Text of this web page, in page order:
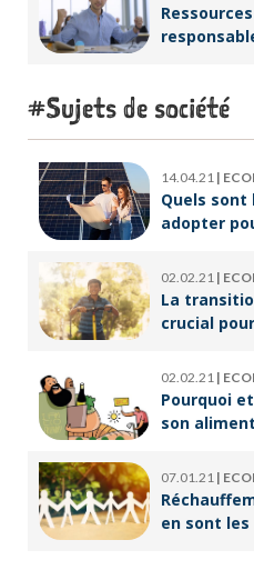
Sujets de société
14.04.21 |
Quels sont
adopter
02.02.21 |
La
crucial
02.02.21 |
Pourquoi
son
07.01.21 |
en sont les